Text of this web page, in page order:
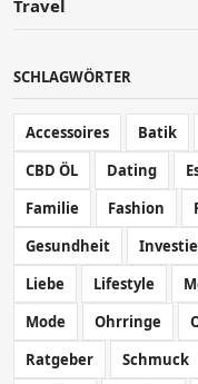
Travel
SCHLAGWÖRTER
Accessoires Batik
CBD ÖL
Dating
Familie
Fashion
Gesundheit
Liebe
Lifestyle
Mode
Ohrringe
Ratgeber
Schmuck